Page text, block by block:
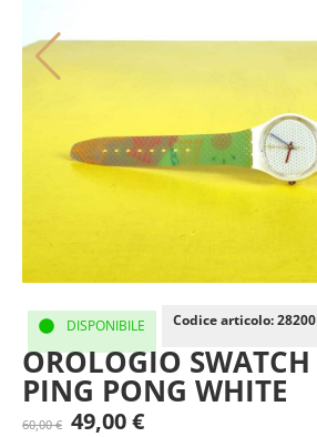
DISPONIBILE Codice articolo: 28200
OROLOGIO SWATCH
PING PONG WHITE
60,00€ 49,00€